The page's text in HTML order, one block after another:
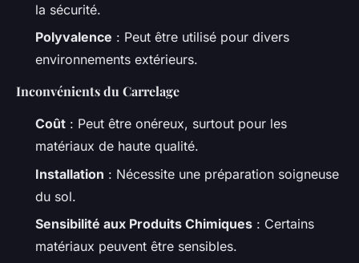
la sécurité.
Polyvalence : Peut être utilisé pour divers
environnements extérieurs.
Inconvénients du Carrelage
Coût : Peut être onéreux, surtout pour les
matériaux de haute qualité.
Installation : Nécessite une préparation soigneuse
du sol.
Sensibilité aux Produits Chimiques : Certains
matériaux peuvent être sensibles.